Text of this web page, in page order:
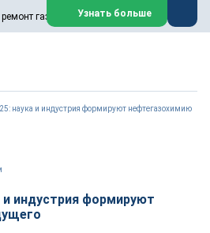
газовых паровых турбин
сервисом газовых и паровых
восстановлением,
оборудования ТЭС,
нефтехимических,
предприятиях.
ИНН 7802588950
Узнать больше
наука и индустрия формируют нефтегазохимию
и индустрия формируют